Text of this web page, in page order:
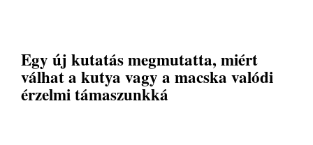
Egy új kutatás megmutatta, miért
válhat a kutya vagy a macska valódi
érzelmi támaszunkká